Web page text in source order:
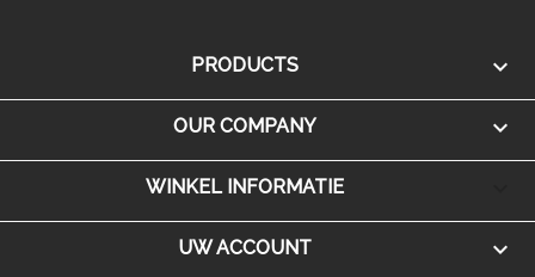
PRODUCTS 
OUR COMPANY 
WINKEL INFORMATIE
UW ACCOUNT 